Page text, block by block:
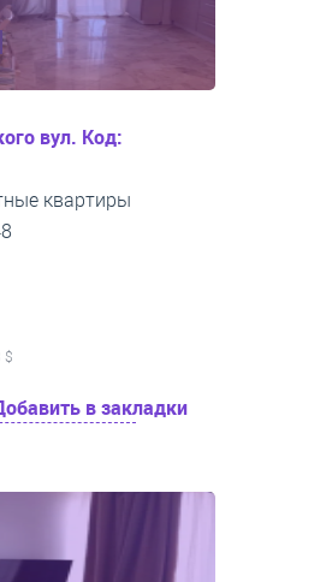
вул. Код:
квартиры
$
в закладки